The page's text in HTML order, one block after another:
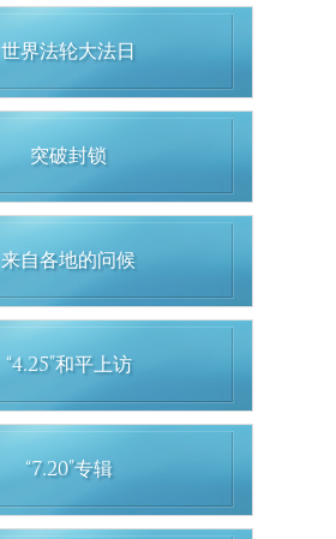
世界法轮大法日
突破封锁
来自各地的问候
“4.25”和平上访
“7.20”专辑